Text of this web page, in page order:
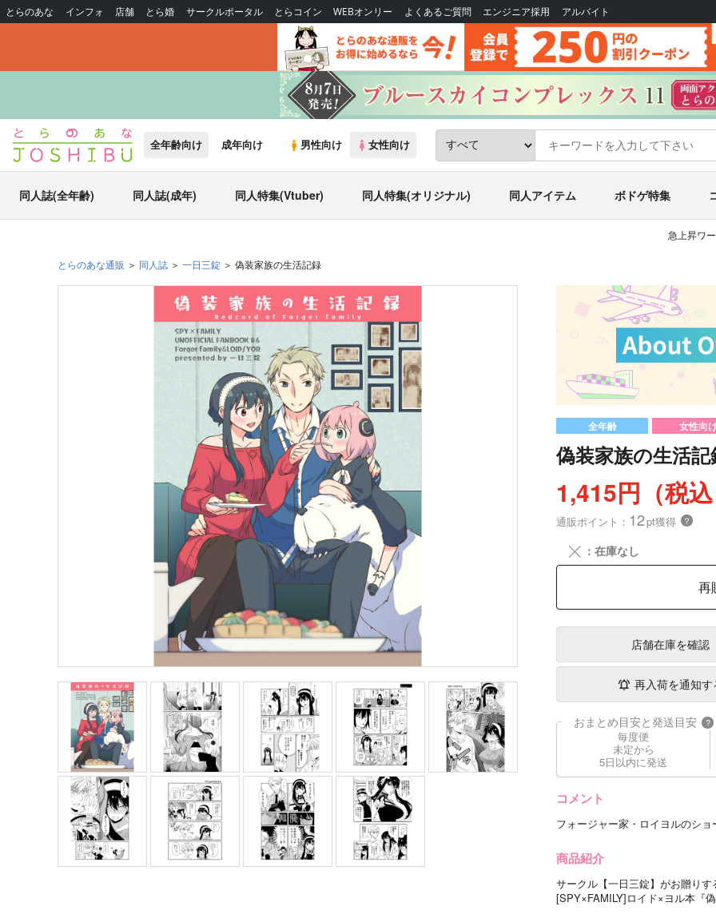
とらのあな インフォ 店舗 とら婚 サークルポータル とらコイン WEBオンリー よくあるご質問 エンジニア採用 アルバイト
全年齢向け 成年向け 男性向け 女性向け
同人誌(全年齢) 同人誌(成年) 同人特集(Vtuber) 同人特集(オリジナル) 同人アイテム ボドゲ特集
急上昇ワ
とらのあな通販 同人誌 一日三錠 偽装家族の生活記録
全年齢 女性向
偽装家族の生活記
1,415円（税
通販ポイント： 12pt獲得 ？
╳ ：在庫なし
再
店舗在庫を確認
再入荷を通知す
おまとめ目安と発送目安 ?
毎度便
未定から
5日以内に発送
コメント
フォージャー家・ロイヨルのシ
商品紹介
サークル【一日三錠】がお贈りす
[SPY×FAMILY]ロイド×ヨル本『